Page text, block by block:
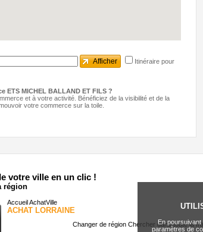
En
paramètres de
Afficher
Itinéraire pour
ETS MICHEL BALLAND ET FILS ?
et à votre activité. Bénéficiez de la visibilité et de la
votre commerce sur la toile.
votre ville en un clic !
région
Accueil AchatVille
ACHAT LORRAINE
Changer de région Chercher dans toute la